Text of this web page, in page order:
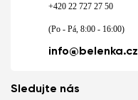
+420 22 727 27 50
(Po - Pá, 8:00 - 16:00)
info@belenka.cz
Sledujte nás